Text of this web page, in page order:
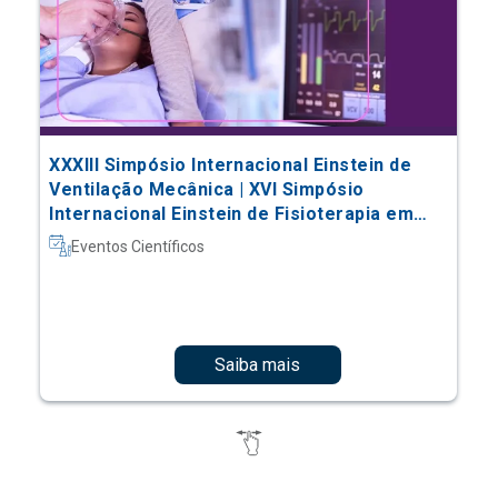
XXXIII Simpósio Internacional Einstein de
Ventilação Mecânica | XVI Simpósio
Internacional Einstein de Fisioterapia em
Terapia Intensiva
Eventos Científicos
Saiba mais